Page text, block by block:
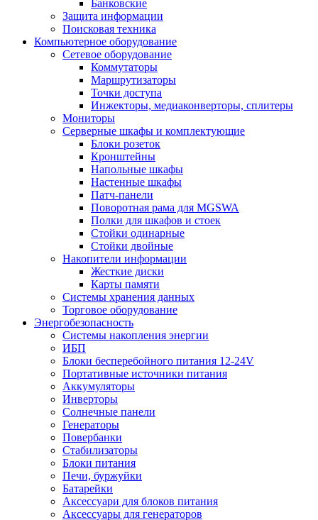
Банковские
Защита информации
Поисковая техника
Компьютерное оборудование
Сетевое оборудование
Коммутаторы
Маршрутизаторы
Точки доступа
Инжекторы, медиаконверторы, сплитеры
Мониторы
Серверные шкафы и комплектующие
Блоки розеток
Кронштейны
Напольные шкафы
Настенные шкафы
Патч-панели
Поворотная рама для MGSWA
Полки для шкафов и стоек
Стойки одинарные
Стойки двойные
Накопители информации
Жесткие диски
Карты памяти
Системы хранения данных
Торговое оборудование
Энергобезопасность
Системы накопления энергии
ИБП
Блоки бесперебойного питания 12-24V
Портативные источники питания
Аккумуляторы
Инверторы
Солнечные панели
Генераторы
Повербанки
Стабилизаторы
Блоки питания
Печи, буржуйки
Батарейки
Аксессуари для блоков питания
Аксессуары для генераторов